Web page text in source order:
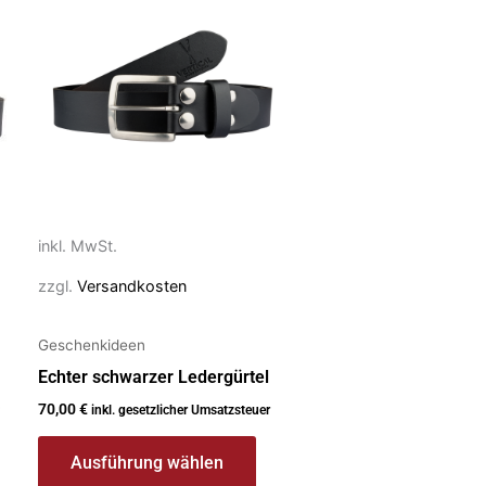
inkl. MwSt.
zzgl. Versandkosten
Geschenkideen
Echter schwarzer Ledergürtel
70,00€ inkl. gesetzlicher Umsatzsteuer
Ausführung wählen
Varianten
auf.
auf
Produktseite
werden